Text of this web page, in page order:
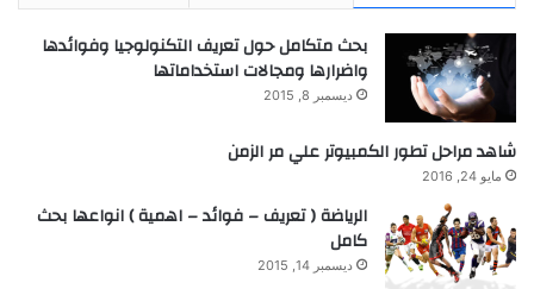
بحث متكامل حول تعريف التكنولوجيا وفوائدها
واضرارها ومجالات استخداماتها
ديسمبر 8, 2015
شاهد مراحل تطور الكمبيوتر علي مر الزمن
مايو 24, 2016
الرياضة ( تعريف – فوائد – اهمية ) انواعها بحث
كامل
ديسمبر 14, 2015